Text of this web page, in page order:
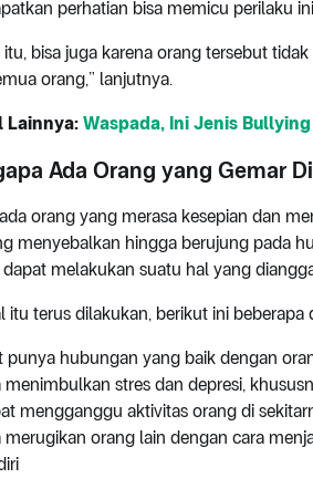
perhatian bisa memicu perilaku
itu, bisa juga karena orang tersebut
orang,” lanjutnya.
Lainnya: Waspada, Ini Jenis
Ada Orang yang Gemar
orang yang merasa kesepian dan
menyebalkan hingga berujung pada
dapat melakukan suatu hal yang
itu terus dilakukan, berikut ini
punya hubungan yang baik dengan
menimbulkan stres dan depresi,
mengganggu aktivitas orang di
merugikan orang lain dengan cara